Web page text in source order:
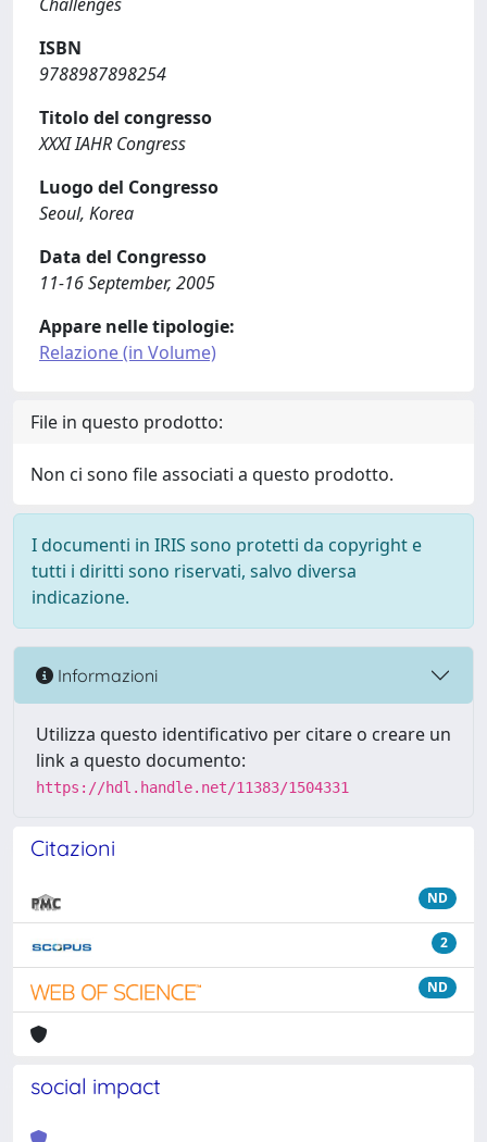
ISBN
9788987898254
Titolo del congresso
XXXI IAHR Congress
Luogo del Congresso
Seoul, Korea
Data del Congresso
11-16 September, 2005
Appare nelle tipologie:
Relazione (in Volume)
File in questo prodotto:
Non ci sono file associati a questo prodotto.
I documenti in IRIS sono protetti da copyright e
tutti i diritti sono riservati, salvo diversa
indicazione.
Informazioni
Utilizza questo identificativo per citare o creare un
link a questo documento:
https://hdl.handle.net/11383/1504331
Citazioni
ND
2
ND
social impact